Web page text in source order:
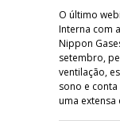
O último
Interna com
Nippon
setembro,
ventilação,
sono e
uma extensa